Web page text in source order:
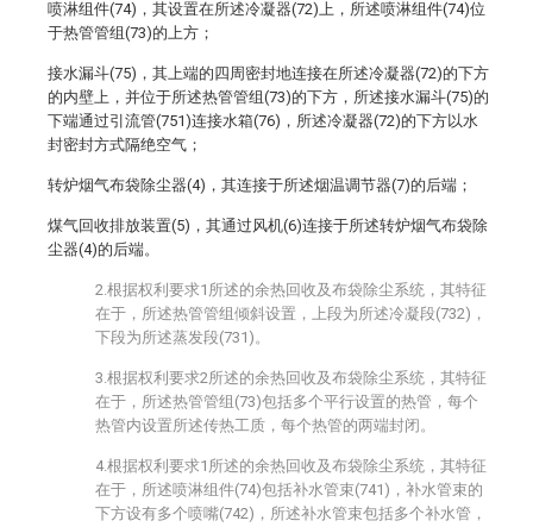
喷淋组件(74)，其设置在所述冷凝器(72)上，所述喷淋组件(74)位
于热管管组(73)的上方；
接水漏斗(75)，其上端的四周密封地连接在所述冷凝器(72)的下方
的内壁上，并位于所述热管管组(73)的下方，所述接水漏斗(75)的
下端通过引流管(751)连接水箱(76)，所述冷凝器(72)的下方以水
封密封方式隔绝空气；
转炉烟气布袋除尘器(4)，其连接于所述烟温调节器(7)的后端；
煤气回收排放装置(5)，其通过风机(6)连接于所述转炉烟气布袋除
尘器(4)的后端。
2.根据权利要求1所述的余热回收及布袋除尘系统，其特征
在于，所述热管管组倾斜设置，上段为所述冷凝段(732)，
下段为所述蒸发段(731)。
3.根据权利要求2所述的余热回收及布袋除尘系统，其特征
在于，所述热管管组(73)包括多个平行设置的热管，每个
热管内设置所述传热工质，每个热管的两端封闭。
4.根据权利要求1所述的余热回收及布袋除尘系统，其特征
在于，所述喷淋组件(74)包括补水管束(741)，补水管束的
下方设有多个喷嘴(742)，所述补水管束包括多个补水管，